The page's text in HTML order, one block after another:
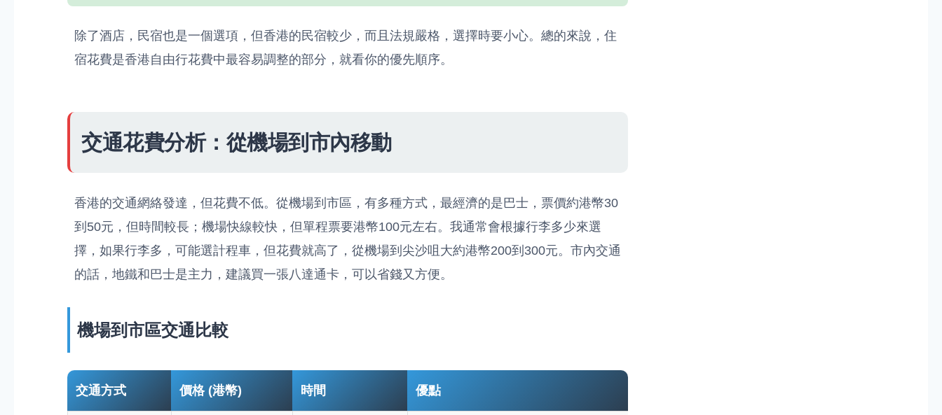
除了酒店，民宿也是一個選項，但香港的民宿較少，而且法規嚴格，選擇時要小心。總的來說，住
宿花費是香港自由行花費中最容易調整的部分，就看你的優先順序。
交通花費分析：從機場到市內移動
香港的交通網絡發達，但花費不低。從機場到市區，有多種方式，最經濟的是巴士，票價約港幣30
到50元，但時間較長；機場快線較快，但單程票要港幣100元左右。我通常會根據行李多少來選
擇，如果行李多，可能選計程車，但花費就高了，從機場到尖沙咀大約港幣200到300元。市內交通
的話，地鐵和巴士是主力，建議買一張八達通卡，可以省錢又方便。
機場到市區交通比較
交通方式 價格 (港幣) 時間 優點